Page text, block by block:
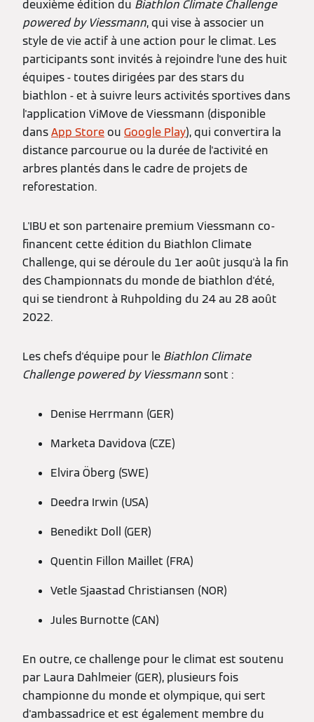
deuxième édition du Biathlon Climate Challenge
powered by Viessmann, qui vise à associer un
style de vie actif à une action pour le climat. Les
participants sont invités à rejoindre l'une des huit
équipes - toutes dirigées par des stars du
biathlon - et à suivre leurs activités sportives dans
l'application ViMove de Viessmann (disponible
dansApp Storeou Google Play), qui convertira la
distance parcourue ou la durée de l'activité en
arbres plantés dans le cadre de projets de
reforestation.
L'IBU et son partenaire premium Viessmann co-
financent cette édition du Biathlon Climate
Challenge, qui se déroule du 1er août jusqu'à la fin
des Championnats du monde de biathlon d'été,
qui se tiendront à Ruhpolding du 24 au 28 août
2022.
Les chefs d'équipe pour le Biathlon Climate
Challenge powered by Viessmannsont :
Denise Herrmann (GER)
Marketa Davidova (CZE)
Elvira Öberg (SWE)
Deedra Irwin (USA)
Benedikt Doll (GER)
Quentin Fillon Maillet (FRA)
Vetle Sjaastad Christiansen (NOR)
Jules Burnotte (CAN)
En outre, ce challenge pour le climat est soutenu
par Laura Dahlmeier (GER), plusieurs fois
championne du monde et olympique, qui sert
d'ambassadrice et est également membre du